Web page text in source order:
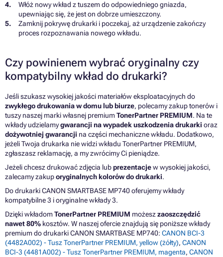
Włóż nowy wkład z tuszem do odpowiedniego gniazda,
upewniając się, że jest on dobrze umieszczony.
Zamknij pokrywę drukarki i poczekaj, aż urządzenie zakończy
proces rozpoznawania nowego wkładu.
Czy powinienem wybrać oryginalny czy
kompatybilny wkład do drukarki?
Jeśli szukasz wysokiej jakości materiałów eksploatacyjnych do
zwykłego drukowania w domu lub biurze, polecamy zakup tonerów i
tuszy naszej marki własnej premiumTonerPartner PREMIUM. Na te
wkłady udzielamygwarancji na wypadek uszkodzenia drukarki oraz
dożywotniej gwarancji na części mechaniczne wkładu. Dodatkowo,
jeżeli Twoja drukarka nie widzi wkładu TonerPartner PREMIUM,
zgłaszasz reklamację, a my zwrócimy Ci pieniądze.
Jeżeli chcesz drukować zdjęcia lubprezentacjew wysokiej jakości,
zalecamy zakuporyginalnych kolorów do drukarki.
Do drukarki CANON SMARTBASE MP740 oferujemy wkłady
kompatybilne 3 i oryginalne wkłady 3.
Dzięki wkładomTonerPartner PREMIUM możeszzaoszczędzić
nawet 80% kosztów. W naszej ofercie znajdują się poniższe wkłady
premium do drukarki CANON SMARTBASE MP740: CANON BCI-3
(4482A002) - Tusz TonerPartner PREMIUM, yellow (żółty), CANON
BCI-3 (4481A002) - Tusz TonerPartner PREMIUM, magenta, CANON